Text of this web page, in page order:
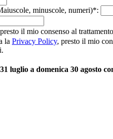
minuscole, numeri)*:
il mio consenso al
la Privacy Policy, presto il mio
luglio a domenica 30 agosto